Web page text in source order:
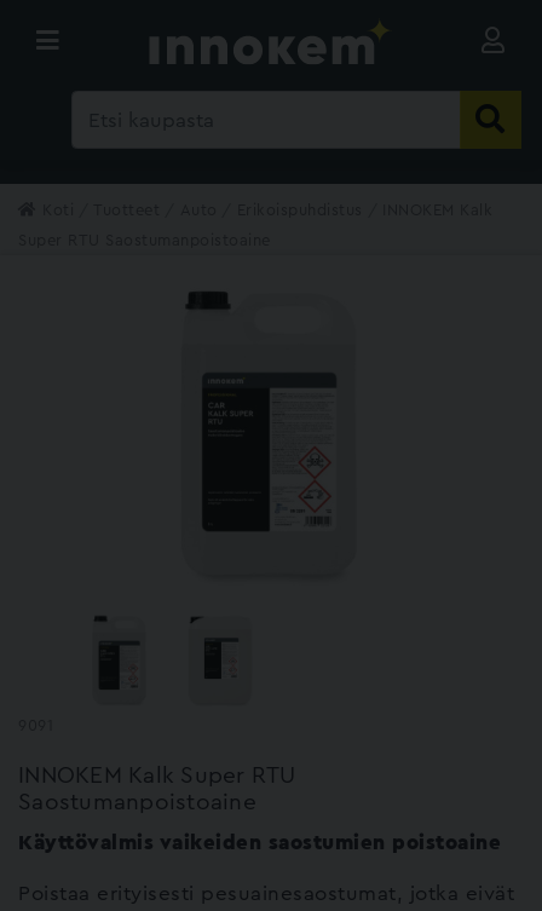
INNOKEM Kalk Super RTU
Saostumanpoistoaine
Käyttövalmis vaikeiden saostumien poistoaine
Poistaa erityisesti pesuainesaostumat, jotka eivät